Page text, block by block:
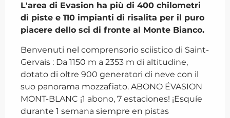
L'area di Evasion ha più di 400 chilometri
di piste e 110 impianti di risalita per il puro
piacere dello sci di fronte al Monte Bianco.
Benvenuti nel comprensorio sciistico di Saint-
Gervais : Da 1150 m a 2353 m di altitudine,
dotato di oltre 900 generatori di neve con il
suo panorama mozzafiato. ABONO ÉVASION
MONT-BLANC ¡1 abono, 7 estaciones! ¡Esquíe
durante 1 semana siempre en pistas